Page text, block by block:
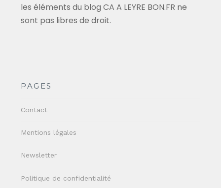
les éléments du blog CA A LEYRE BON.FR ne
sont pas libres de droit.
PAGES
Contact
Mentions légales
Newsletter
Politique de confidentialité